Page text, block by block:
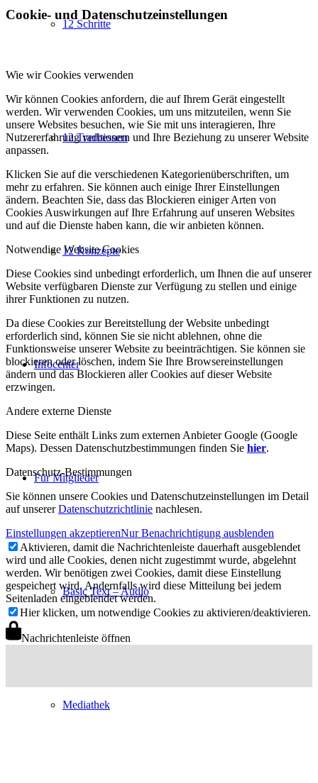
12 Schritte
12 Traditionen
12 Konzepte
Infocenter
Für Mitglieder
Basic Text – Audio
Mediathek
Cookie- und Datenschutzeinstellungen
Wie wir Cookies verwenden
Wir können Cookies anfordern, die auf Ihrem Gerät eingestellt
werden. Wir verwenden Cookies, um uns mitzuteilen, wenn Sie
unsere Websites besuchen, wie Sie mit uns interagieren, Ihre
Nutzererfahrung verbessern und Ihre Beziehung zu unserer Website
anpassen.
Klicken Sie auf die verschiedenen Kategorienüberschriften, um
mehr zu erfahren. Sie können auch einige Ihrer Einstellungen
ändern. Beachten Sie, dass das Blockieren einiger Arten von
Cookies Auswirkungen auf Ihre Erfahrung auf unseren Websites
und auf die Dienste haben kann, die wir anbieten können.
Notwendige Website Cookies
Diese Cookies sind unbedingt erforderlich, um Ihnen die auf unserer
Website verfügbaren Dienste zur Verfügung zu stellen und einige
ihrer Funktionen zu nutzen.
Da diese Cookies zur Bereitstellung der Website unbedingt
erforderlich sind, können Sie sie nicht ablehnen, ohne die
Funktionsweise unserer Website zu beeinträchtigen. Sie können sie
blockieren oder löschen, indem Sie Ihre Browsereinstellungen
ändern und das Blockieren aller Cookies auf dieser Website
erzwingen.
Andere externe Dienste
Diese Seite enthält Links zum externen Anbieter Google (Google
Maps). Dessen Datenschutzbestimmungen finden Sie hier.
Datenschutz-Bestimmungen
Sie können unsere Cookies und Datenschutzeinstellungen im Detail
auf unsererDatenschutzrichtlinie nachlesen.
Einstellungen akzeptierenNur Benachrichtigung ausblenden
Aktivieren, damit die Nachrichtenleiste dauerhaft ausgeblendet
wird und alle Cookies, denen nicht zugestimmt wurde, abgelehnt
werden. Wir benötigen zwei Cookies, damit diese Einstellung
gespeichert wird. Andernfalls wird diese Mitteilung bei jedem
Seitenladen eingeblendet werden.
Hier klicken, um notwendige Cookies zu aktivieren/deaktivieren.
Nachrichtenleiste öffnen